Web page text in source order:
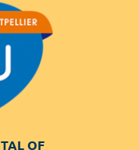
OF